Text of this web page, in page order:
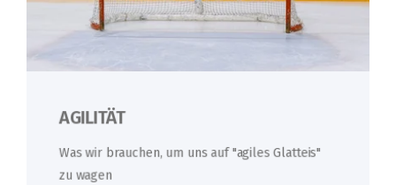
AGILITÄT
Was wir brauchen, um uns auf "agiles Glatteis"
zu wagen